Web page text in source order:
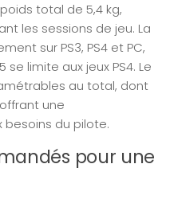
total de 5,4 kg,
les sessions de jeu. La
sur PS3, PS4 et PC,
limite aux jeux PS4. Le
au total, dont
une
du pilote.
pour une